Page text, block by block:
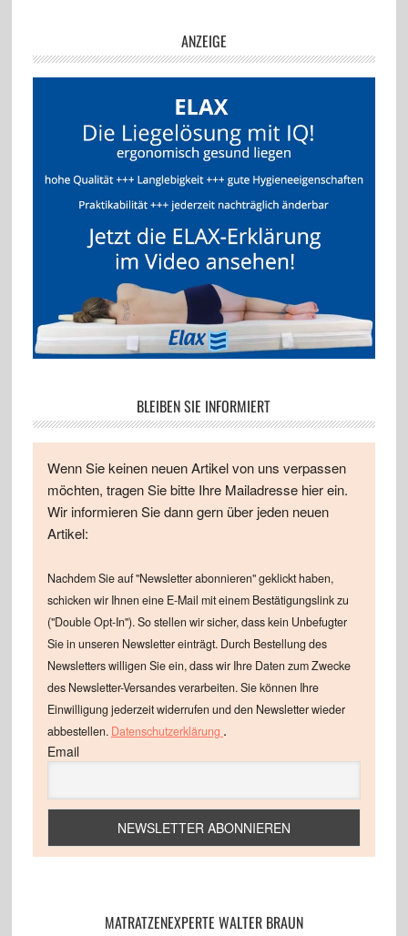
ANZEIGE
BLEIBEN SIE INFORMIERT
Wenn Sie keinen neuen Artikel von uns verpassen
möchten, tragen Sie bitte Ihre Mailadresse hier ein.
Wir informieren Sie dann gern über jeden neuen
Artikel:
Nachdem Sie auf "Newsletter abonnieren" geklickt haben,
schicken wir Ihnen eine E-Mail mit einem Bestätigungslink zu
("Double Opt-In"). So stellen wir sicher, dass kein Unbefugter
Sie in unseren Newsletter einträgt. Durch Bestellung des
Newsletters willigen Sie ein, dass wir Ihre Daten zum Zwecke
des Newsletter-Versandes verarbeiten. Sie können Ihre
Einwilligung jederzeit widerrufen und den Newsletter wieder
abbestellen. Datenschutzerklärung .
Email
MATRATZENEXPERTE WALTER BRAUN